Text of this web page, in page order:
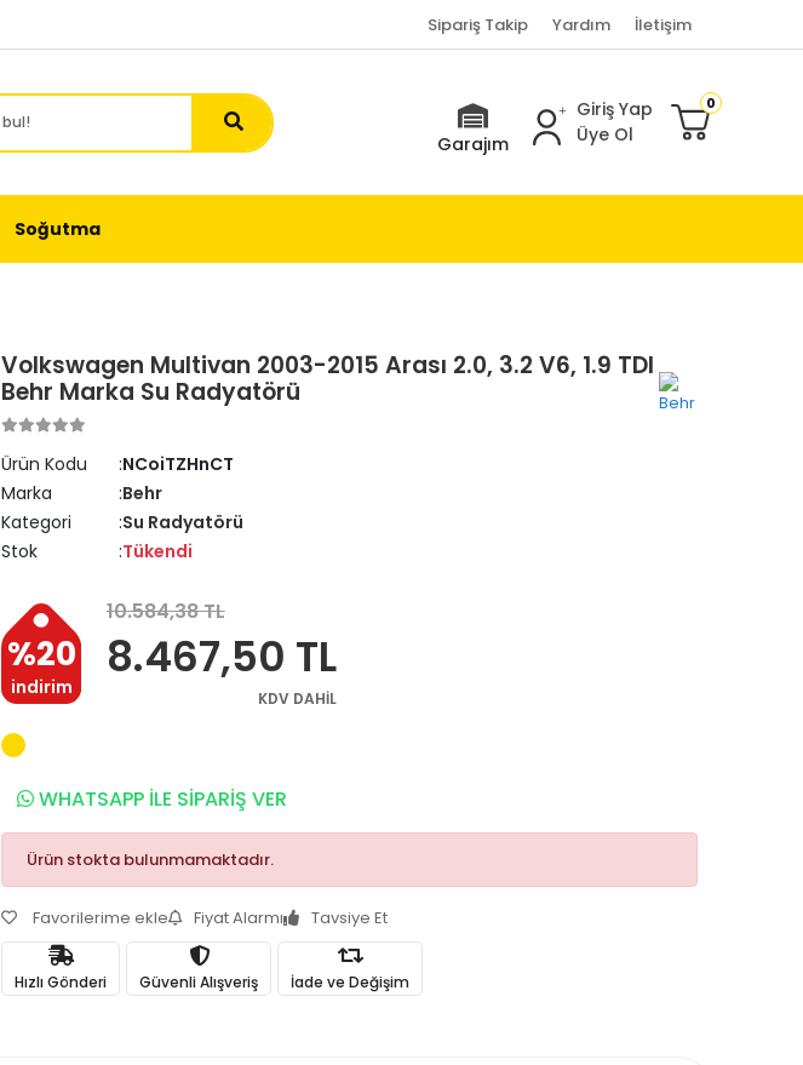
Sipariş Takip Yardım İletişim
Garajım
Giriş Yap
Üye Ol
0
Soğutma
Volkswagen Multivan 2003-2015 Arası 2.0, 3.2 V6, 1.9 TDI
Behr Marka Su Radyatörü
Ürün Kodu
NCoiTZHnCT
Marka
Behr
Kategori
Su Radyatörü
Stok
Tükendi
%20
indirim
10.584,38 TL
8.467,50 TL
KDV DAHİL
WHATSAPP İLE SİPARİŞ VER
Ürün stokta bulunmamaktadır.
Favorilerime ekle Fiyat Alarmı Tavsiye Et
Hızlı Gönderi Güvenli Alışveriş İade ve Değişim